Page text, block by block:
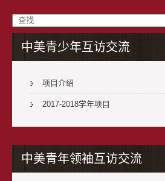
中美青少年互访交流
项目介绍
2017-2018学年项目
中美青年领袖互访交流